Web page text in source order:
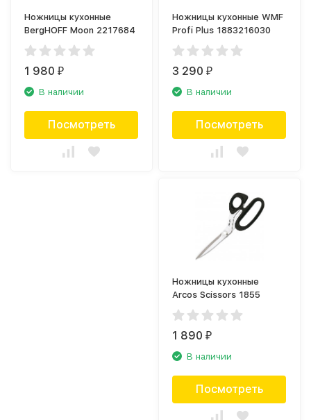
Ножницы кухонные
BergHOFF Moon 2217684
1 980₽
В наличии
Посмотреть
Ножницы кухонные WMF
Profi Plus 1883216030
3 290₽
В наличии
Посмотреть
Ножницы кухонные
Arcos Scissors 1855
1 890₽
В наличии
Посмотреть